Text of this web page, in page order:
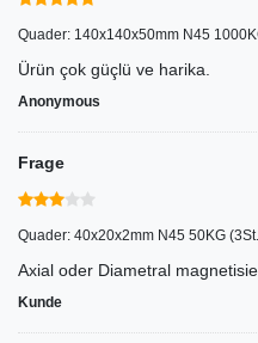
Quader: 140x140x50mm N45
Ürün çok güçlü ve harika.
Anonymous
Frage
Quader: 40x20x2mm N45 50KG
Axial oder Diametral
Kunde